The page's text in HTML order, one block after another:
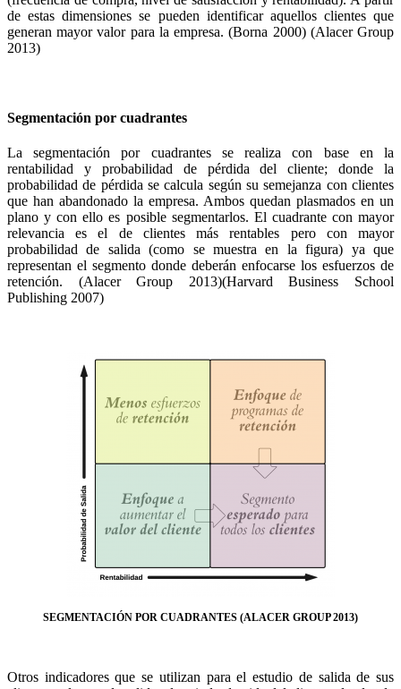
de estas dimensiones se pueden identificar aquellos clientes que
generan mayor valor para la empresa. (Borna 2000) (Alacer Group
2013)
Segmentación por cuadrantes
La segmentación por cuadrantes se realiza con base en la
rentabilidad y probabilidad de pérdida del cliente; donde la
probabilidad de pérdida se calcula según su semejanza con clientes
que han abandonado la empresa. Ambos quedan plasmados en un
plano y con ello es posible segmentarlos. El cuadrante con mayor
relevancia es el de clientes más rentables pero con mayor
probabilidad de salida (como se muestra en la figura) ya que
representan el segmento donde deberán enfocarse los esfuerzos de
retención. (Alacer Group 2013)(Harvard Business School
Publishing 2007)
SEGMENTACIÓN POR CUADRANTES (ALACER GROUP 2013)
Otros indicadores que se utilizan para el estudio de salida de sus